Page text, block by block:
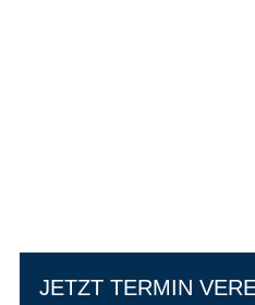
JETZT TERMIN